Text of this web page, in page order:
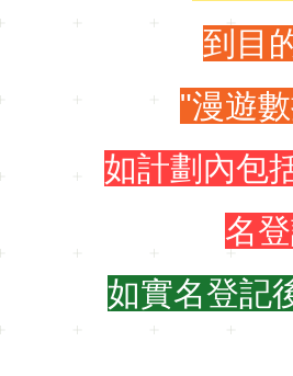
到目
"漫遊
如計劃內包
名
如實名登記